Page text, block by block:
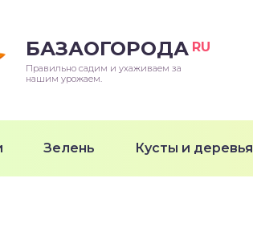
БАЗАОГОРОДА RU
Правильно садим и ухаживаем за
нашим урожаем.
Зелень Кусты и деревья